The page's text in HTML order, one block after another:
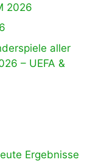
2026
aller
– UEFA &
Ergebnisse